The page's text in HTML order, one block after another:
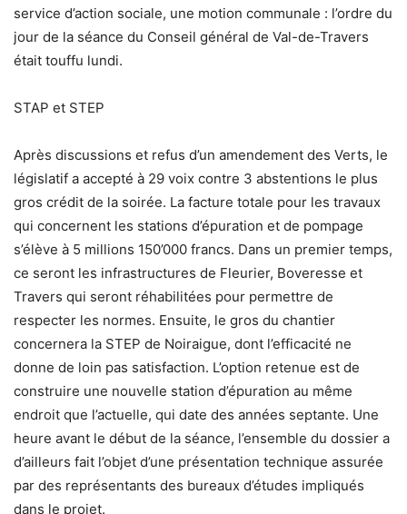
service d’action sociale, une motion communale : l’ordre du
jour de la séance du Conseil général de Val-de-Travers
était touffu lundi.
STAP et STEP
Après discussions et refus d’un amendement des Verts, le
législatif a accepté à 29 voix contre 3 abstentions le plus
gros crédit de la soirée. La facture totale pour les travaux
qui concernent les stations d’épuration et de pompage
s’élève à 5 millions 150’000 francs. Dans un premier temps,
ce seront les infrastructures de Fleurier, Boveresse et
Travers qui seront réhabilitées pour permettre de
respecter les normes. Ensuite, le gros du chantier
concernera la STEP de Noiraigue, dont l’efficacité ne
donne de loin pas satisfaction. L’option retenue est de
construire une nouvelle station d’épuration au même
endroit que l’actuelle, qui date des années septante. Une
heure avant le début de la séance, l’ensemble du dossier a
d’ailleurs fait l’objet d’une présentation technique assurée
par des représentants des bureaux d’études impliqués
dans le projet.